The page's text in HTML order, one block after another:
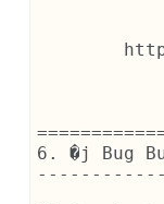
6. �j Bug